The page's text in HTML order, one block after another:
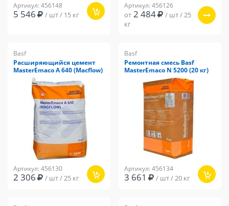
Артикул: 456148
5 546 / шт / 15 кг
Артикул: 456126
от 2 484 / шт / 25
кг
Basf
Расширяющийся цемент
MasterEmaco A 640 (Macflow)
Артикул: 456130
2 306 / шт / 25 кг
Basf
Ремонтная смесь Basf
MasterEmaco N 5200 (20 кг)
Артикул: 456134
3 661 / шт / 20 кг